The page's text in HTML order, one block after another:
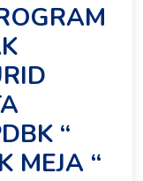
“
MEJA “